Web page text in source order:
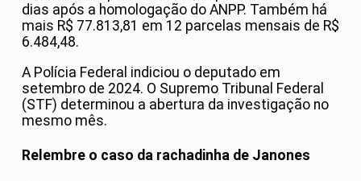
dias após a homologação do ANPP. Também há
mais R$ 77.813,81 em 12 parcelas mensais de R$
6.484,48.
A Polícia Federal indiciou o deputado em
setembro de 2024. O Supremo Tribunal Federal
(STF) determinou a abertura da investigação no
mesmo mês.
Relembre o caso da rachadinha de Janones